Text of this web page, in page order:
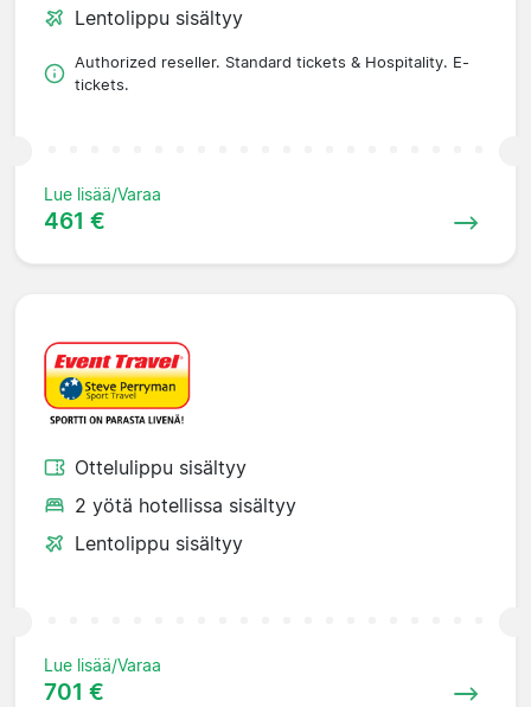
Lentolippu sisältyy
Authorized reseller. Standard tickets & Hospitality. E-
tickets.
Lue lisää/Varaa
461 €
Ottelulippu sisältyy
2 yötä hotellissa sisältyy
Lentolippu sisältyy
Lue lisää/Varaa
701 €